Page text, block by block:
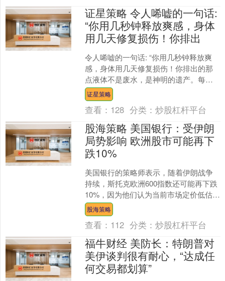
证星策略 令人唏嘘的一句话:
“你用几秒钟释放爽感，身体
用几天修复损伤！你排出
令人唏嘘的一句话: “你用几秒钟释放爽
感，身体用几天修复损伤！你排出的那
点液体不是废水，是神明的遗产。每一
毫升3.7g活性酶，几十种微量元素，7种
氨基酸，是一场....
证星策略
查看： 128 分类：炒股杠杆平台
股海策略 美国银行：受伊朗
局势影响 欧洲股市可能再下
跌10%
美国银行的策略师表示，随着伊朗战争
持续，斯托克欧洲600指数还可能再下跌
10%，因为他们认为当前市场定价低估了
需求破坏的风险。 这些策略师仍然看空
欧洲股票；欧洲....
股海策略
查看： 112 分类：炒股杠杆平台
福牛财经 美防长：特朗普对
美伊谈判很有耐心，“达成任
何交易都划算”